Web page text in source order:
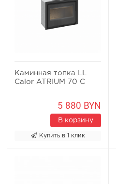
Каминная топка LL
Calor ATRIUM 70 C
5 880 BYN
В корзину
Купить в 1 клик